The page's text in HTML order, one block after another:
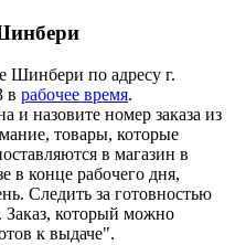
Шинбери по адресу г.
в рабочее время.
и назовите номер заказа из
товары, которые
в магазин в
в конце рабочего дня,
Следить за готовностью
Заказ, который можно
к выдаче".